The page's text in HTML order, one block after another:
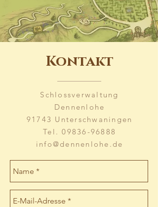
Kontakt
Schlossverwaltung
Dennenlohe
91743 Unterschwaningen
Tel.09836-96888
info@dennenlohe.de